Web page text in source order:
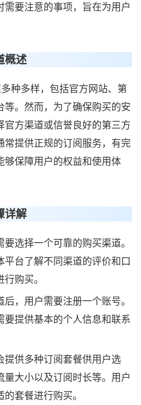
要注意的事项，旨在为用户
概述
种多样，包括官方网站、第
。然而，为了确保购买的安
方渠道或信誉良好的第三方
常提供正规的订阅服务，有完
够保障用户的权益和使用体
详解
选择一个可靠的购买渠道。
台了解不同渠道的评价和口
购买。
，用户需要注册一个账号。
提供基本的个人信息和联系
提供多种订阅套餐供用户选
大小以及订阅时长等。用户
套餐进行购买。